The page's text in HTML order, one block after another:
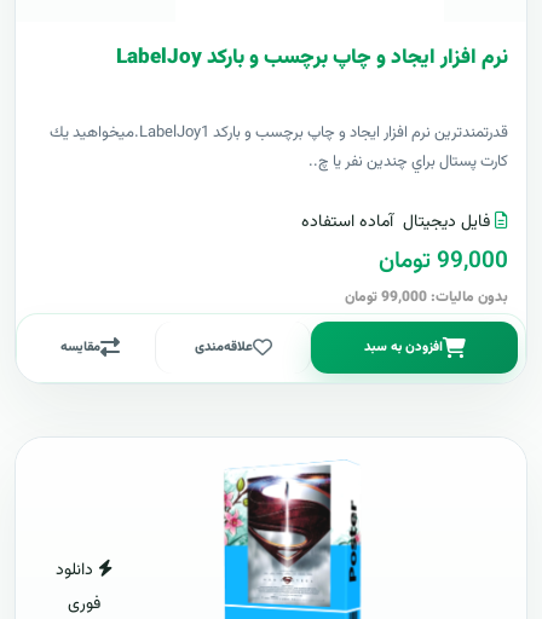
نرم افزار ایجاد و چاپ برچسب و بارکد LabelJoy
قدرتمندترين نرم افزار ایجاد و چاپ برچسب و بارکد LabelJoy1.ميخواهيد يك
كارت پستال براي چندين نفر يا چ..
فایل دیجیتال آماده استفاده
99,000 تومان
بدون مالیات: 99,000 تومان
افزودن به سبد علاقه‌مندی مقایسه
دانلود
فوری